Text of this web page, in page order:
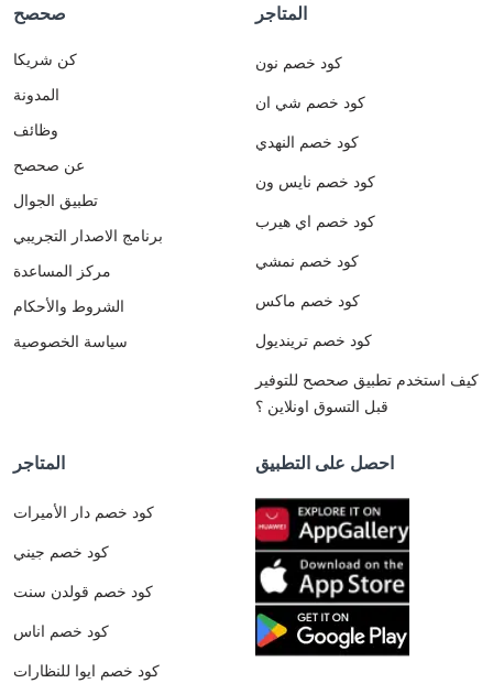
صحصح
كن شريكا
المدونة
وظائف
عن صحصح
تطبيق الجوال
برنامج الاصدار التجريبي
مركز المساعدة
الشروط والأحكام
سياسة الخصوصية
المتاجر
كود خصم نون
كود خصم شي ان
كود خصم النهدي
كود خصم نايس ون
كود خصم اي هيرب
كود خصم نمشي
كود خصم ماكس
كود خصم ترينديول
كيف استخدم تطبيق صحصح للتوفير
قبل التسوق اونلاين ؟
المتاجر
كود خصم دار الأميرات
كود خصم جيني
كود خصم قولدن سنت
كود خصم اناس
كود خصم ايوا للنظارات
احصل على التطبيق